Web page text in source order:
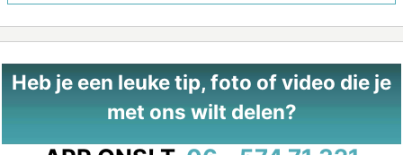
Heb je een leuke tip, foto of video die je
met ons wilt delen?